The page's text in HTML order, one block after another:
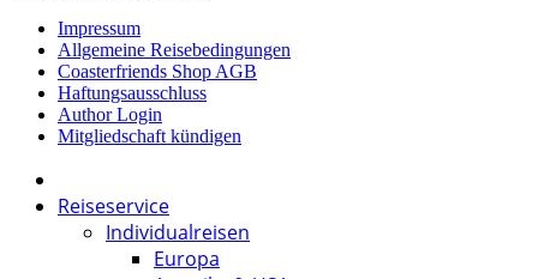
Impressum
Allgemeine Reisebedingungen
Coasterfriends Shop AGB
Haftungsausschluss
Author Login
Mitgliedschaft kündigen
Reiseservice
Individualreisen
Europa